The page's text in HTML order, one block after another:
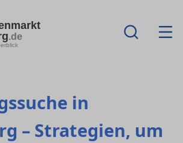
.de
in
– Strategien, um